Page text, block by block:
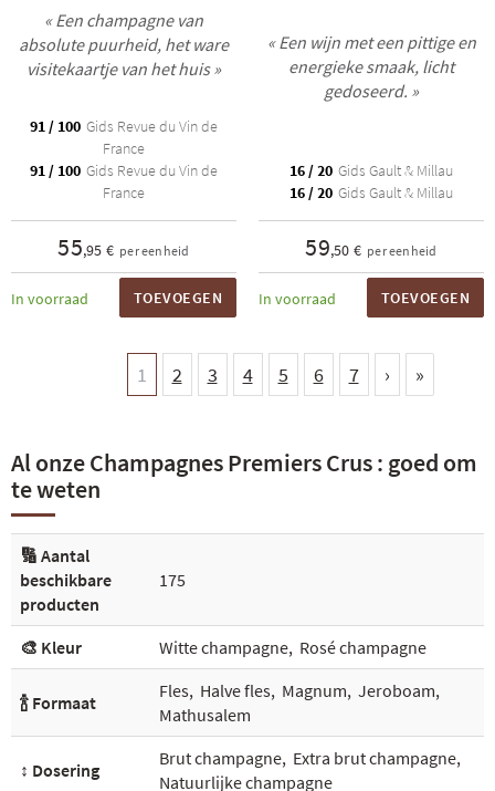
« Een champagne van
absolute puurheid, het ware
visitekaartje van het huis »
91 / 100 Gids Revue du Vin de
France
91 / 100 Gids Revue du Vin de
France
55,95 € per eenheid
In voorraad TOEVOEGEN
« Een wijn met een pittige en
energieke smaak, licht
gedoseerd. »
16 / 20 Gids Gault & Millau
16 / 20 Gids Gault & Millau
59,50 € per eenheid
In voorraad TOEVOEGEN
1 2 3 4 5 6 7 › »
Al onze Champagnes Premiers Crus : goed om
te weten
🔢 Aantal
beschikbare
producten
175
🎨 Kleur Witte champagne, Rosé champagne
🍾 Formaat
Fles, Halve fles, Magnum, Jeroboam,
Mathusalem
↕️ Dosering
Brut champagne, Extra brut champagne,
Natuurlijke champagne